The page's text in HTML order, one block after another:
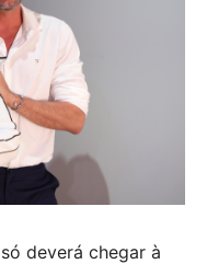
deverá chegar à